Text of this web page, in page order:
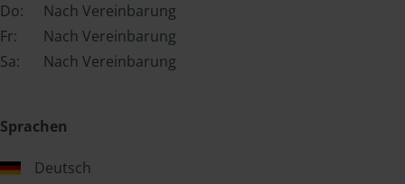
Do:
Nach Vereinbarung
Fr:
Nach Vereinbarung
Sa:
Nach Vereinbarung
Sprachen
Deutsch